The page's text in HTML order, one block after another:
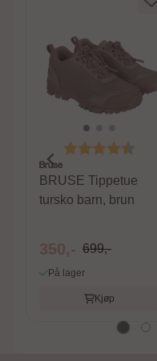
Karakter:
Bruse
BRUSE Tippetue
tursko barn, brun
350,- 699,-
På lager
Kjøp